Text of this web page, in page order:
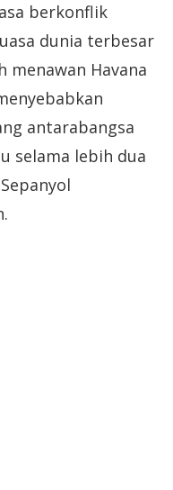
berkonflik
dunia terbesar
menawan Havana
antarabangsa
selama lebih dua